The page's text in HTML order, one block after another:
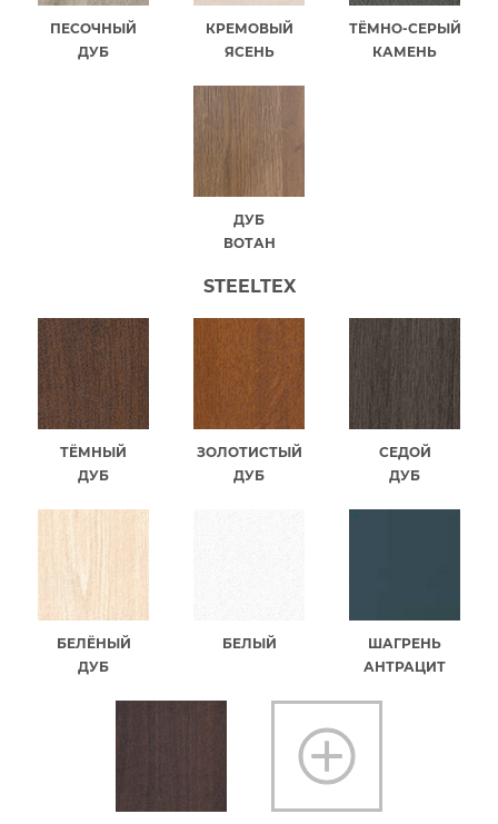
ПЕСОЧНЫЙ
ДУБ
КРЕМОВЫЙ
ЯСЕНЬ
ТЁМНО-СЕРЫЙ
КАМЕНЬ
ДУБ
ВОТАН
STEELTEX
ТЁМНЫЙ
ДУБ
ЗОЛОТИСТЫЙ
ДУБ
СЕДОЙ
ДУБ
БЕЛЁНЫЙ
ДУБ
БЕЛЫЙ
ШАГРЕНЬ
АНТРАЦИТ